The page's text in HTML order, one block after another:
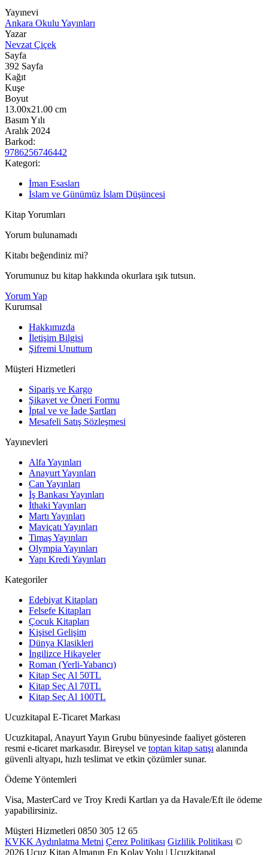
Yayınevi
Ankara Okulu Yayınları
Yazar
Nevzat Çiçek
Sayfa
392 Sayfa
Kağıt
Kuşe
Boyut
13.00x21.00 cm
Basım Yılı
Aralık 2024
Barkod:
9786256746442
Kategori:
İman Esasları
İslam ve Günümüz İslam Düşüncesi
Kitap Yorumları
Yorum bulunamadı
Kitabı beğendiniz mi?
Yorumunuz bu kitap hakkında okurlara ışık tutsun.
Yorum Yap
Kurumsal
Hakkımızda
İletişim Bilgisi
Şifremi Unuttum
Müşteri Hizmetleri
Sipariş ve Kargo
Şikayet ve Öneri Formu
İptal ve ve İade Şartları
Mesafeli Satış Sözleşmesi
Yayınevleri
Alfa Yayınları
Anayurt Yayınları
Can Yayınları
İş Bankası Yayınları
İthaki Yayınları
Martı Yayınları
Maviçatı Yayınları
Timaş Yayınları
Olympia Yayınları
Yapı Kredi Yayınları
Kategoriler
Edebiyat Kitapları
Felsefe Kitapları
Çocuk Kitapları
Kişisel Gelişim
Dünya Klasikleri
İngilizce Hikayeler
Roman (Yerli-Yabancı)
Kitap Seç Al 50TL
Kitap Seç Al 70TL
Kitap Seç Al 100TL
Ucuzkitapal E-Ticaret Markası
Ucuzkitapal, Anayurt Yayın Grubu bünyesinde faaliyet gösteren
resmi e-ticaret markasıdır. Bireysel ve toptan kitap satışı alanında
güvenli altyapı, hızlı teslimat ve etkin çözümler sunar.
Ödeme Yöntemleri
Visa, MasterCard ve Troy Kredi Kartları ya da Havale/Eft ile ödeme
yapabilirsiniz.
Müşteri Hizmetleri 0850 305 12 65
KVKK Aydınlatma Metni Çerez Politikası Gizlilik Politikası ©
2026 Ucuz Kitap Almanın En Kolay Yolu | Ucuzkitapal